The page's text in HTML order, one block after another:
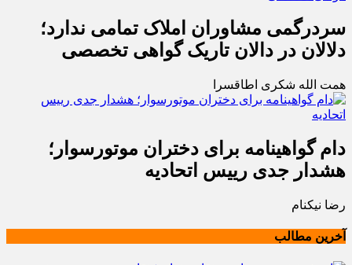
سردرگمی مشاوران املاک تمامی ندارد؛
دلالان در دالان تاریک گواهی تخصصی
همت الله شکری اطاقسرا
دام گواهینامه برای دختران موتورسوار؛
هشدار جدی رییس اتحادیه
رضا نیکنام
آخرین مطالب